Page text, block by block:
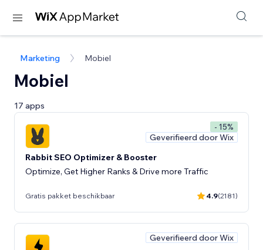
Marketing Mobiel
Mobiel
17 apps
- 15%
Geverifieerd door Wix
Rabbit SEO Optimizer & Booster
Optimize, Get Higher Ranks & Drive more Traffic
Gratis pakket beschikbaar 4.9(2181)
Geverifieerd door Wix